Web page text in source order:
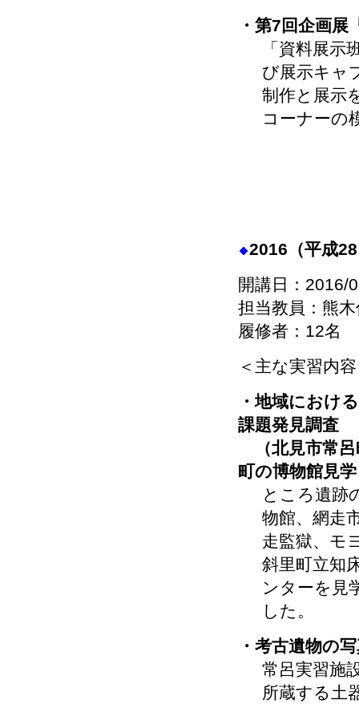
・第7回企画
「資料展
び展示キャ
制作と展示
コーナーの
2016（平成
開講日：2016/
担当教員：熊
履修者：12名
＜主な実習内
・地域におけ
課題発見調査
（北見市常呂
町の博物館見
ところ遺跡
物館、網走
走監獄、モ
斜里町立知
ンターを見
した。
・考古遺物の
常呂実習施
所蔵する土